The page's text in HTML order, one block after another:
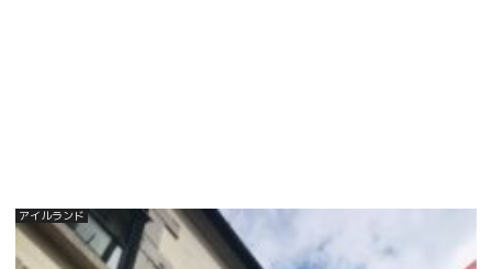
アイルランド